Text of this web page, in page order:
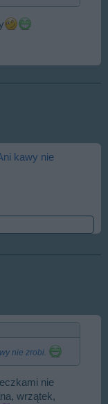
kawy nie
nie zrobi.
nie
wrzątek,